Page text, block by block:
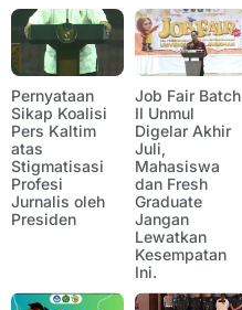
Pernyataan
Sikap Koalisi
Pers Kaltim
atas
Stigmatisasi
Profesi
Jurnalis oleh
Presiden
Job Fair Batch
II Unmul
Digelar Akhir
Juli,
Mahasiswa
dan Fresh
Graduate
Jangan
Lewatkan
Kesempatan
Ini.